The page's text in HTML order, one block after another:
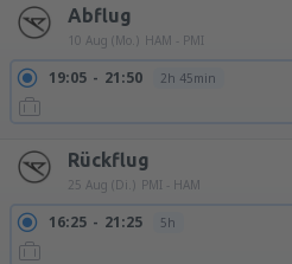
Abflug
10 Aug (Mo.) HAM - PMI
19:05 21:50 2h 45min
Rückflug
25 Aug (Di.) PMI - HAM
16:25 21:25 5h